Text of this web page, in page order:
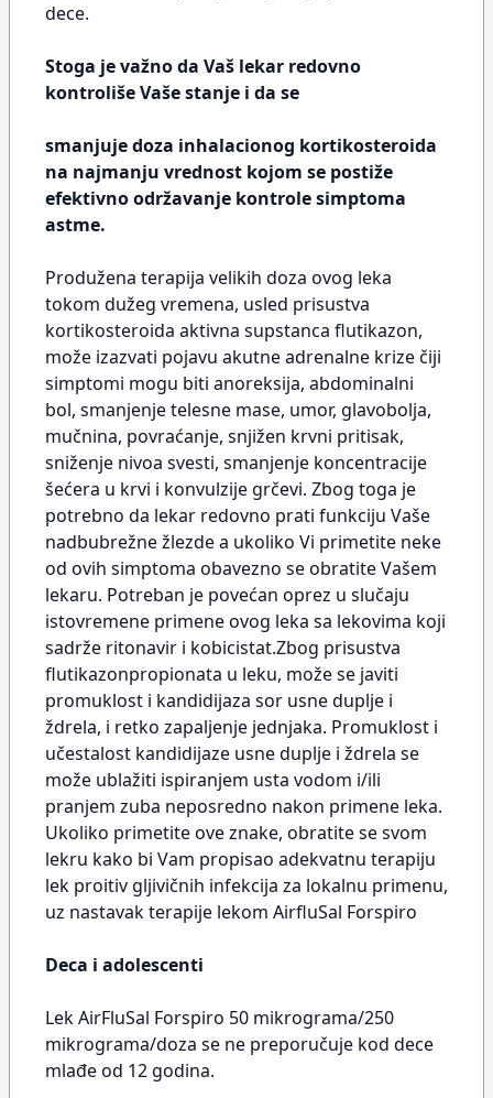
dece.
Stoga je važno da Vaš lekar redovno
kontroliše Vaše stanje i da se
smanjuje doza inhalacionog kortikosteroida
na najmanju vrednost kojom se postiže
efektivno održavanje kontrole simptoma
astme.
Produžena terapija velikih doza ovog leka
tokom dužeg vremena, usled prisustva
kortikosteroida aktivna supstanca flutikazon,
može izazvati pojavu akutne adrenalne krize čiji
simptomi mogu biti anoreksija, abdominalni
bol, smanjenje telesne mase, umor, glavobolja,
mučnina, povraćanje, snjižen krvni pritisak,
sniženje nivoa svesti, smanjenje koncentracije
šećera u krvi i konvulzije grčevi. Zbog toga je
potrebno da lekar redovno prati funkciju Vaše
nadbubrežne žlezde a ukoliko Vi primetite neke
od ovih simptoma obavezno se obratite Vašem
lekaru. Potreban je povećan oprez u slučaju
istovremene primene ovog leka sa lekovima koji
sadrže ritonavir i kobicistat.Zbog prisustva
flutikazonpropionata u leku, može se javiti
promuklost i kandidijaza sor usne duplje i
ždrela, i retko zapaljenje jednjaka. Promuklost i
učestalost kandidijaze usne duplje i ždrela se
može ublažiti ispiranjem usta vodom i/ili
pranjem zuba neposredno nakon primene leka.
Ukoliko primetite ove znake, obratite se svom
lekru kako bi Vam propisao adekvatnu terapiju
lek proitiv gljivičnih infekcija za lokalnu primenu,
uz nastavak terapije lekom AirfluSal Forspiro
Deca i adolescenti
Lek AirFluSal Forspiro 50 mikrograma/250
mikrograma/doza se ne preporučuje kod dece
mlađe od 12 godina.